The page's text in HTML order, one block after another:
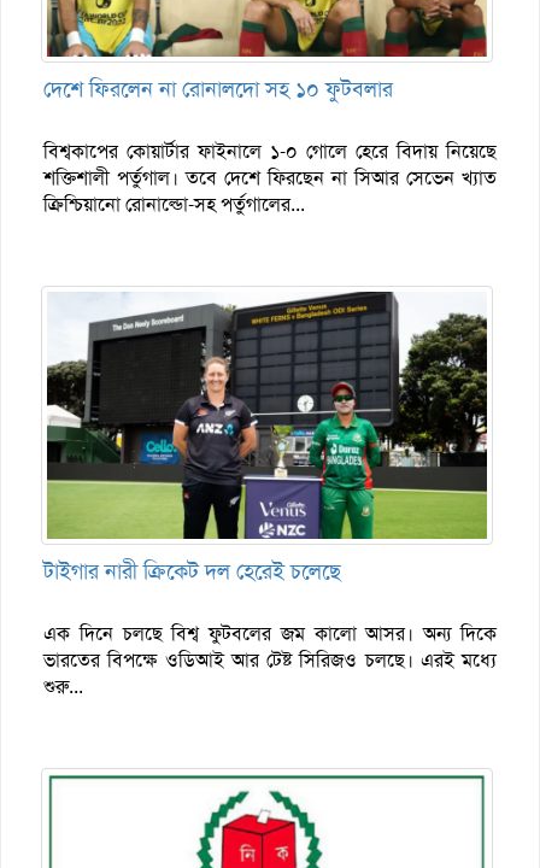
দেশে ফিরলেন না রোনালদো সহ ১০ ফুটবলার
বিশ্বকাপের কোয়ার্টার ফাইনালে ১-০ গোলে হেরে বিদায় নিয়েছে
শক্তিশালী পর্তুগাল। তবে দেশে ফিরছেন না সিআর সেভেন খ্যাত
ক্রিশ্চিয়ানো রোনাল্ডো-সহ পর্তুগালের...
টাইগার নারী ক্রিকেট দল হেরেই চলেছে
এক দিনে চলছে বিশ্ব ফুটবলের জম কালো আসর। অন্য দিকে
ভারতের বিপক্ষে ওডিআই আর টেষ্ট সিরিজও চলছে। এরই মধ্যে
শুরু...